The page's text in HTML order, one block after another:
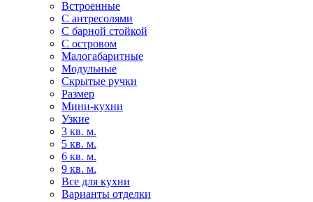
Встроенные
С антресолями
С барной стойкой
С островом
Малогабаритные
Модульные
Скрытые ручки
Размер
Мини-кухни
Узкие
3 кв. м.
5 кв. м.
6 кв. м.
9 кв. м.
Все для кухни
Варианты отделки